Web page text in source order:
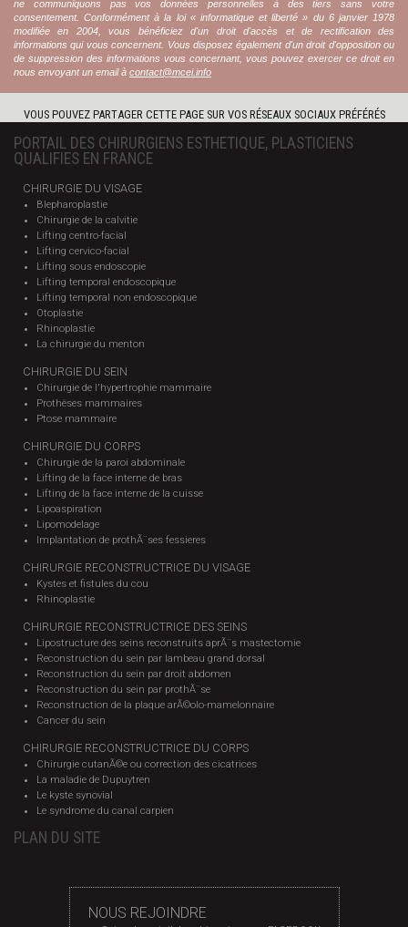
ne communiquons pas vos données personnelles à des tiers sans votre
consentement. Conformément à la loi « informatique et liberté » du 6 janvier 1978
modifiée en 2004, vous bénéficiez d'un droit d'accès et de rectification des
informations qui vous concernent. Vous disposez également d'un droit d'opposition ou
de suppression des informations vous concernant, vous pouvez exercer ce droit en
nous envoyant un email à contact@mcei.info
VOUS POUVEZ PARTAGER CETTE PAGE SUR VOS RÉSEAUX SOCIAUX PRÉFÉRÉS
PORTAIL DES CHIRURGIENS ESTHETIQUE, PLASTICIENS
QUALIFIES EN FRANCE
CHIRURGIE DU VISAGE
Blepharoplastie
Chirurgie de la calvitie
Lifting centro-facial
Lifting cervico-facial
Lifting sous endoscopie
Lifting temporal endoscopique
Lifting temporal non endoscopique
Otoplastie
Rhinoplastie
La chirurgie du menton
CHIRURGIE DU SEIN
Chirurgie de l'hypertrophie mammaire
Prothèses mammaires
Ptose mammaire
CHIRURGIE DU CORPS
Chirurgie de la paroi abdominale
Lifting de la face interne de bras
Lifting de la face interne de la cuisse
Lipoaspiration
Lipomodelage
Implantation de prothÃ¨ses fessieres
CHIRURGIE RECONSTRUCTRICE DU VISAGE
Kystes et fistules du cou
Rhinoplastie
CHIRURGIE RECONSTRUCTRICE DES SEINS
Lipostructure des seins reconstruits aprÃ¨s mastectomie
Reconstruction du sein par lambeau grand dorsal
Reconstruction du sein par droit abdomen
Reconstruction du sein par prothÃ¨se
Reconstruction de la plaque arÃ©olo-mamelonnaire
Cancer du sein
CHIRURGIE RECONSTRUCTRICE DU CORPS
Chirurgie cutanÃ©e ou correction des cicatrices
La maladie de Dupuytren
Le kyste synovial
Le syndrome du canal carpien
PLAN DU SITE
NOUS REJOINDRE